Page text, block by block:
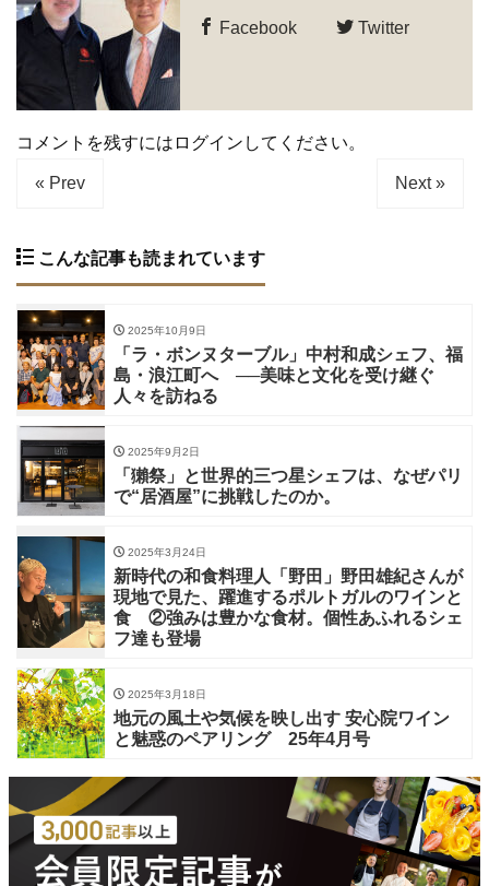
Facebook Twitter
コメントを残すにはログインしてください。
« Prev Next »
こんな記事も読まれています
2025年10月9日
「ラ・ボンヌターブル」中村和成シェフ、福
島・浪江町へ ──美味と文化を受け継ぐ
人々を訪ねる
2025年9月2日
「獺祭」と世界的三つ星シェフは、なぜパリ
で“居酒屋”に挑戦したのか。
2025年3月24日
新時代の和食料理人「野田」野田雄紀さんが
現地で見た、躍進するポルトガルのワインと
食 ②強みは豊かな食材。個性あふれるシェ
フ達も登場
2025年3月18日
地元の風土や気候を映し出す 安心院ワイン
と魅惑のペアリング 25年4月号